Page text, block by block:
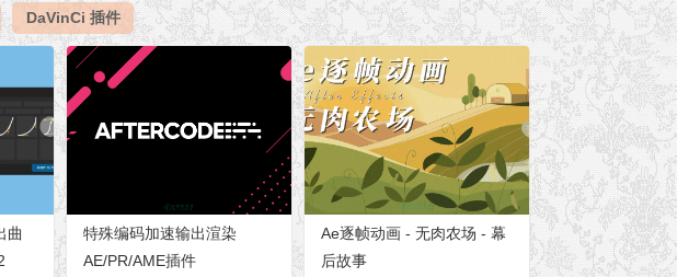
DaVinCi 插件
曲
特殊编码加速输出渲染
AE/PR/AME插件
Ae逐帧动画 - 无肉农场 - 幕
后故事